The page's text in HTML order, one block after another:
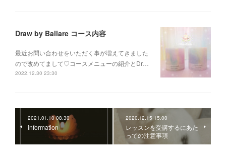
Draw by Ballare コース内容
最近お問い合わせをいただく事が増えてきました
ので改めてまして♡コースメニューの紹介とDr…
2022.12.30 23:30
2021.01.10 08:30
information
2020.12.15 15:00
レッスンを受講するにあた
っての注意事項